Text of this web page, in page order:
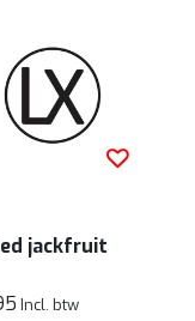
jackfruit
Incl. btw